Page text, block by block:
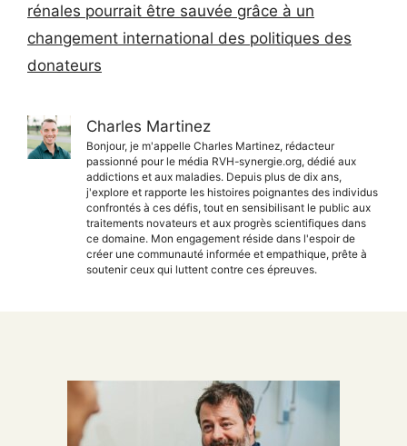
rénales pourrait être sauvée grâce à un
changement international des politiques des
donateurs
Charles Martinez
Bonjour, je m'appelle Charles Martinez, rédacteur
passionné pour le média RVH-synergie.org, dédié aux
addictions et aux maladies. Depuis plus de dix ans,
j'explore et rapporte les histoires poignantes des individus
confrontés à ces défis, tout en sensibilisant le public aux
traitements novateurs et aux progrès scientifiques dans
ce domaine. Mon engagement réside dans l'espoir de
créer une communauté informée et empathique, prête à
soutenir ceux qui luttent contre ces épreuves.